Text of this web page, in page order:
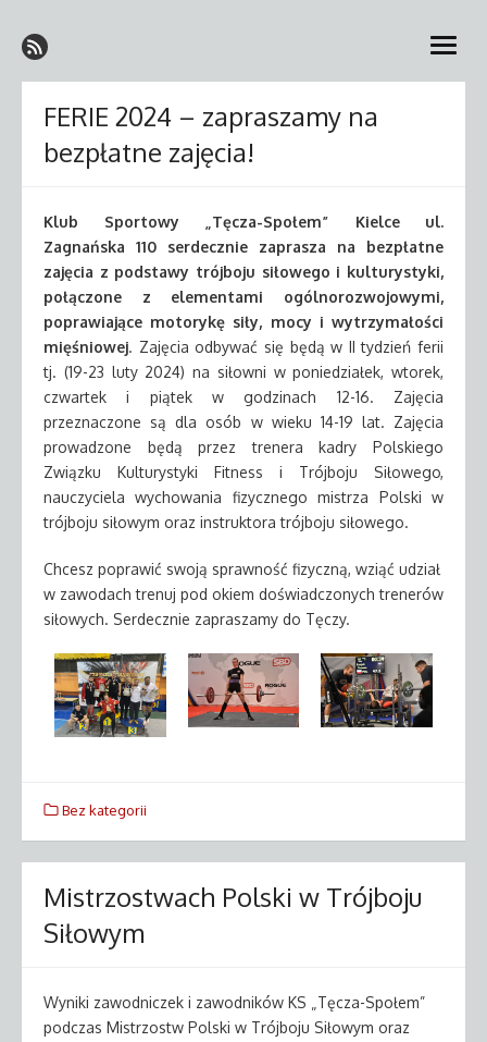
to
content
Klub Sportowy Tęcza-
Społem w Kielcach
Kielce
open
FERIE 2024 – zapraszamy na
bezpłatne zajęcia!
Klub Sportowy „Tęcza-Społem” Kielce ul.
Zagnańska 110 serdecznie zaprasza na bezpłatne
zajęcia z podstawy trójboju siłowego i kulturystyki,
połączone z elementami ogólnorozwojowymi,
poprawiające motorykę siły, mocy i wytrzymałości
mięśniowej. Zajęcia odbywać się będą w II tydzień ferii
tj. (19-23 luty 2024) na siłowni w poniedziałek, wtorek,
czwartek i piątek w godzinach 12-16. Zajęcia
przeznaczone są dla osób w wieku 14-19 lat. Zajęcia
prowadzone będą przez trenera kadry Polskiego
Związku Kulturystyki Fitness i Trójboju Siłowego,
nauczyciela wychowania fizycznego mistrza Polski w
trójboju siłowym oraz instruktora trójboju siłowego.
Chcesz poprawić swoją sprawność fizyczną, wziąć udział
w zawodach trenuj pod okiem doświadczonych trenerów
siłowych. Serdecznie zapraszamy do Tęczy.
Bez kategorii
Mistrzostwach Polski w Trójboju
Siłowym
Wyniki zawodniczek i zawodników KS „Tęcza-Społem”
podczas Mistrzostw Polski w Trójboju Siłowym oraz